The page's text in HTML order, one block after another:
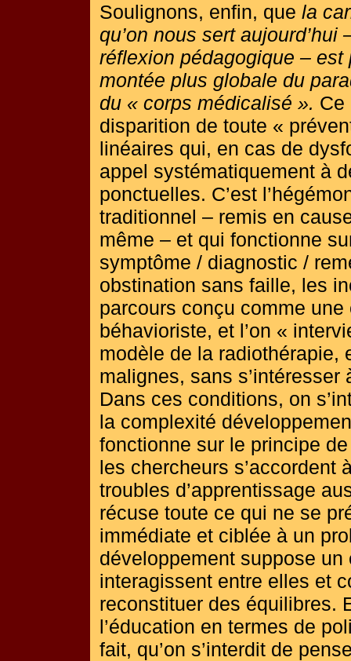
Soulignons, enfin, que la
qu’on nous sert
réflexion pédagogique –
montée plus globale du
du « corps médicalisé ». Ce
disparition de toute «
linéaires qui, en cas de
appel systématiquement à
ponctuelles. C’est
traditionnel – remis en
même – et qui fonctionne
symptôme / diagnostic /
obstination sans faille, les
parcours conçu comme
béhavioriste, et l’on «
modèle de la radiothérapie,
malignes, sans s’intéresser
Dans ces conditions, on
la complexité
fonctionne sur le principe
les chercheurs s’accordent
troubles d’apprentissage
récuse toute ce qui ne se
immédiate et ciblée à un
développement suppose
interagissent entre elles et
reconstituer des équilibres.
l’éducation en termes de
fait, qu’on s’interdit de